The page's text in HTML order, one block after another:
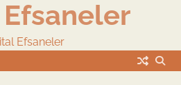
Efsaneler